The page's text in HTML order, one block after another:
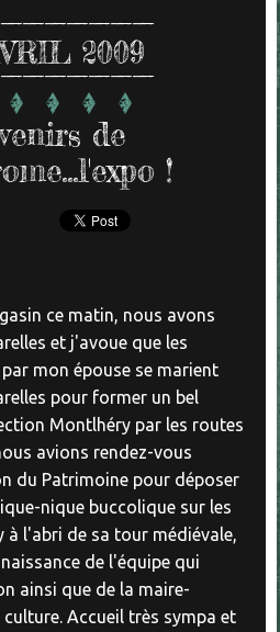
2009
de
!
ce matin, nous avons
et j'avoue que les
mon épouse se marient
pour former un bel
Montlhéry par les routes
avions rendez-vous
du Patrimoine pour déposer
nique buccolique sur les
à l'abri de sa tour médiévale,
de l'équipe qui
ainsi que de la maire-
Accueil très sympa et